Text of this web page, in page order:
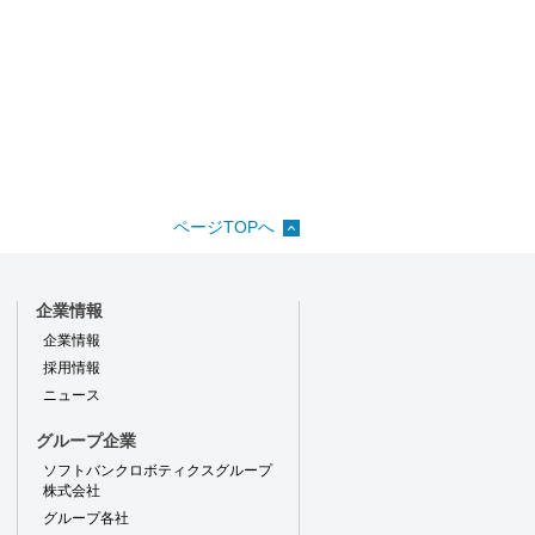
ページTOPへ
企業情報
企業情報
採用情報
ニュース
グループ企業
ソフトバンクロボティクスグループ
株式会社
グループ各社